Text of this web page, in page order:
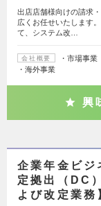
出店店舗様向けの請求
広くお任せいたします
て、システム改…
会社概要
・市場事
・海外事業
興
企業年金ビジ
定拠出（DC
よび改定業務